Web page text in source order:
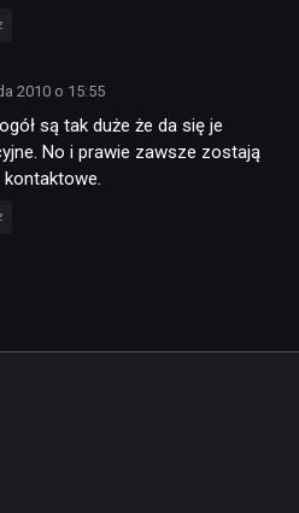
2010 o 15:55
są tak duże że da się je
No i prawie zawsze zostają